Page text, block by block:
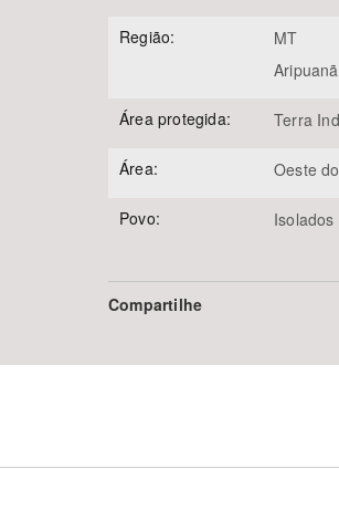
Região:
MT
Aripuanã
Área protegida: Terra
Área: Oeste
Povo:
Compartilhe